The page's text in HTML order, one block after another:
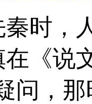
秦时，
《说
问，